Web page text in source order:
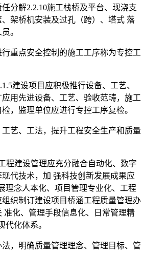
分解2.2.10施工栈桥及平台、现浇支
架桥机安装及过孔（跨）、塔式 落
。
重点安全控制的施工工序称为专控工
建设项目应积极推行设备、工艺、
用先进设备、工艺、验收范畴，施工
，监理单位应进行专控工序复检。
艺、工法，提升工程安全生产和质量
程建设管理应充分融合自动化、数字
代技术，加 强科技创新发展成果应
理念人本化、项目管理专业化、工程
织制订建设项目桥涵工程质量管理办
准化、管理手段信息化、日常管理精
代化体系。
，明确质量管理理念、管理目标、管